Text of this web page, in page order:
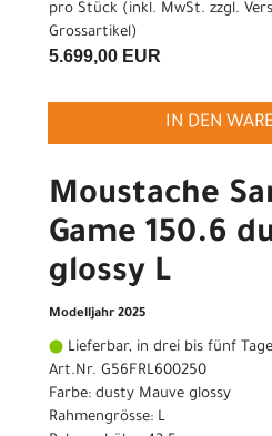
pro Stück (inkl. MwSt. zzgl.
Grossartikel)
5.699,00 EUR
IN DEN
Moustache
Game 150.6
glossy L
Modelljahr 2025
Lieferbar, in drei bis fünf
Art.Nr. G56FRL600250
Farbe: dusty Mauve glossy
Rahmengrösse: L